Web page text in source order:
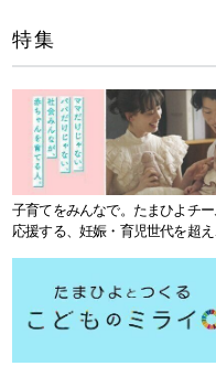
特集
子育てをみんなで。たまひよチ
応援する、妊娠・育児世代を超